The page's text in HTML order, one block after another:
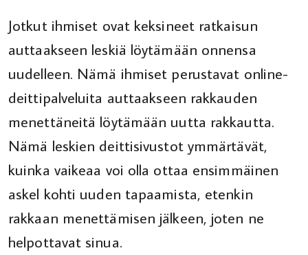
Jotkut ihmiset ovat keksineet ratkaisun
auttaakseen leskiä löytämään onnensa
uudelleen. Nämä ihmiset perustavat online-
deittipalveluita auttaakseen rakkauden
menettäneitä löytämään uutta rakkautta.
Nämä leskien deittisivustot ymmärtävät,
kuinka vaikeaa voi olla ottaa ensimmäinen
askel kohti uuden tapaamista, etenkin
rakkaan menettämisen jälkeen, joten ne
helpottavat sinua.